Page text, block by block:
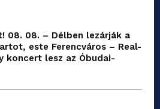
08. 08. – Délben lezárják a
este Ferencváros – Real-
koncert lesz az Óbudai-